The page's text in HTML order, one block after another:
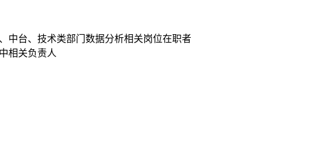
中台、技术类部门数据分析相关岗位在职者
相关负责人